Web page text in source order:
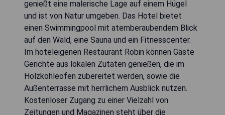
genießt eine malerische Lage auf einem Hügel
und ist von Natur umgeben. Das Hotel bietet
einen Swimmingpool mit atemberaubendem Blick
auf den Wald, eine Sauna und ein Fitnesscenter.
Im hoteleigenen Restaurant Robin können Gäste
Gerichte aus lokalen Zutaten genießen, die im
Holzkohleofen zubereitet werden, sowie die
Außenterrasse mit herrlichem Ausblick nutzen.
Kostenloser Zugang zu einer Vielzahl von
Zeitungen und Magazinen steht über die